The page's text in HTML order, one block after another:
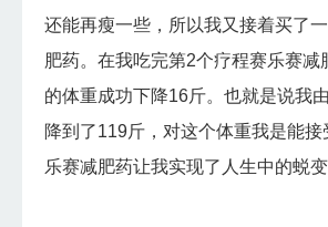
还能再瘦一些，所以我又接着买了
肥药。在我吃完第2个疗程赛乐赛减
的体重成功下降16斤。也就是说我
降到了119斤，对这个体重我是能
乐赛减肥药让我实现了人生中的蜕变